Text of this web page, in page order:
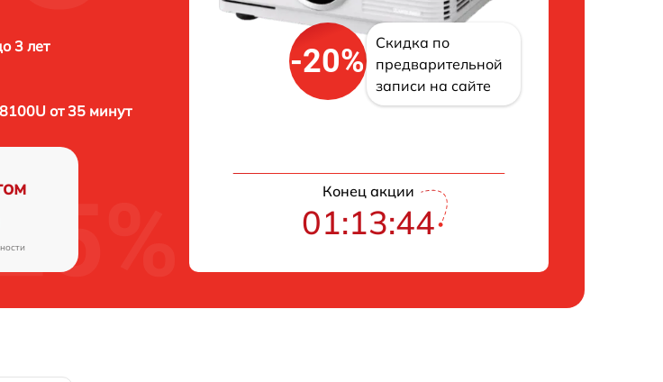
3 лет
от 35 минут
-20%
Скидка по
предварительной
записи на сайте
Конец акции
01:13:42